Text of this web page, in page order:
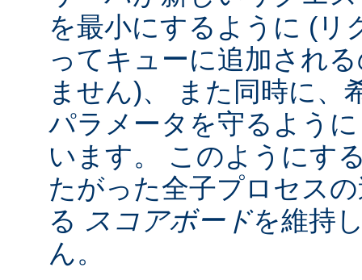
を最小にするように (リ
ってキューに追加され
ません)、 また同時に、
パラメータを守るよう
います。 このようにす
たがった全子プロセス
る スコアボードを維持
ん。